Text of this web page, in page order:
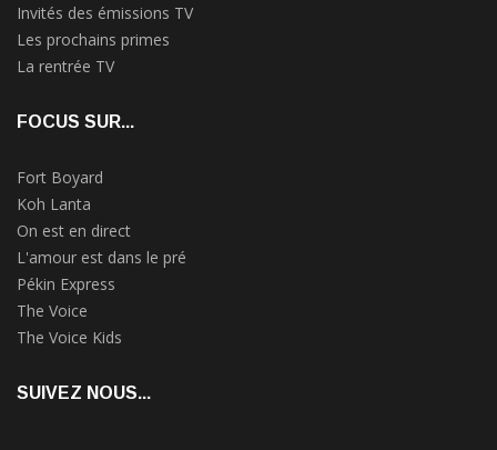
Invités des émissions TV
Les prochains primes
La rentrée TV
FOCUS SUR...
Fort Boyard
Koh Lanta
On est en direct
L'amour est dans le pré
Pékin Express
The Voice
The Voice Kids
SUIVEZ NOUS...